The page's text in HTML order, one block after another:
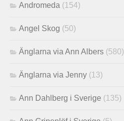
Andromeda (154)
Angel Skog (50)
Änglarna via Ann Albers (580)
Änglarna via Jenny (13)
Ann Dahlberg i Sverige (135)